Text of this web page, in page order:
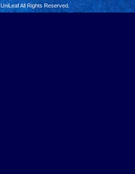
UniLeafAll Rights Reserved.